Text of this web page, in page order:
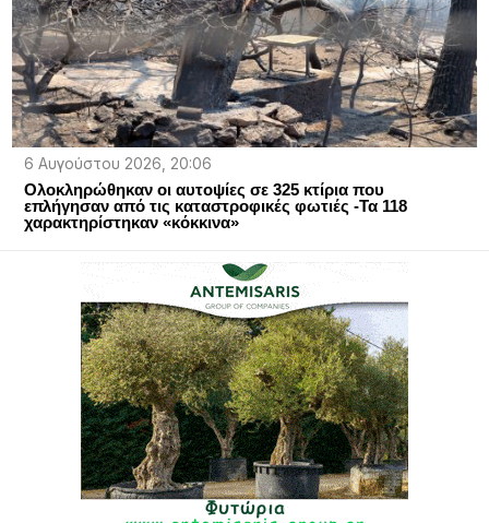
6 Αυγούστου 2026, 20:06
Ολοκληρώθηκαν οι αυτοψίες σε 325 κτίρια που
επλήγησαν από τις καταστροφικές φωτιές -Τα 118
χαρακτηρίστηκαν «κόκκινα»